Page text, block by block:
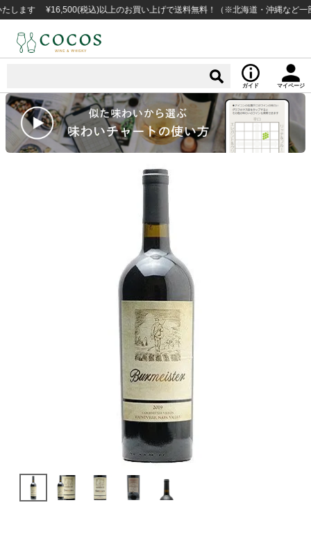
¥16,500(税込)以上のお買い上げで送料無料！（※北海道・沖縄など一部例外
ガイド マイページ